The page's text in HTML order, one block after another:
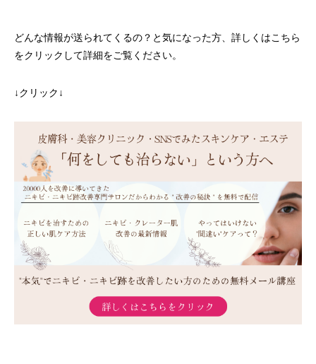
どんな情報が送られてくるの？と気になった方、詳しくはこちら
をクリックして詳細をご覧ください。
↓クリック↓